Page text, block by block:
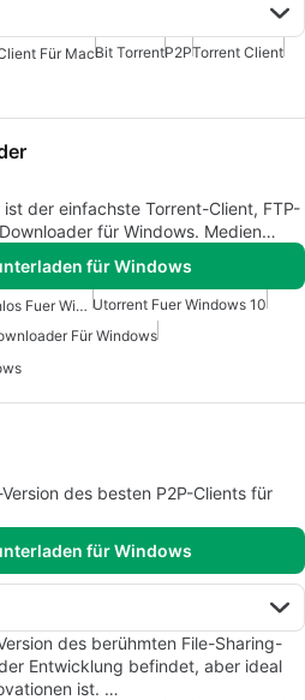
Für MacBit TorrentP2PTorrent Client
der einfachste Torrent-Client, FTP-
für Windows. Medien
für Windows
Video Downloader Kostenlos Fuer Windows 7 Utorrent Fuer Windows 10
Für Windows
des besten P2P-Clients für
für Windows
des berühmten File-Sharing-
Entwicklung befindet, aber ideal
ist. …